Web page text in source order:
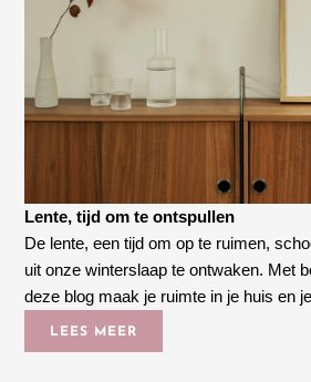
Lente, tijd om te ontspullen
De lente, een tijd om op te ruimen,
uit onze winterslaap te ontwaken. Met
deze blog maak je ruimte in je huis en
LEES MEER